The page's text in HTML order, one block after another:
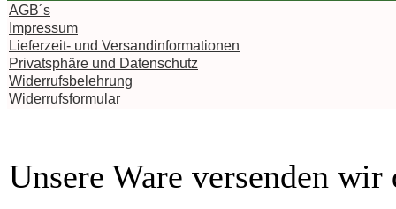
AGB´s
Impressum
Lieferzeit- und Versandinformationen
Privatsphäre und Datenschutz
Widerrufsbelehrung
Widerrufsformular
Unsere Ware versenden